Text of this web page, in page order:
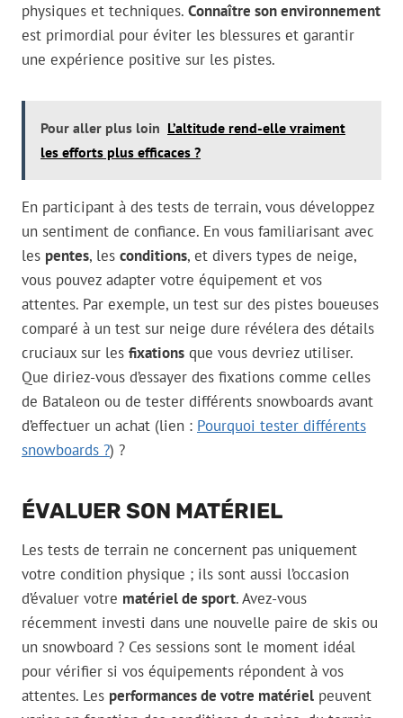
physiques et techniques. Connaître son environnement
est primordial pour éviter les blessures et garantir
une expérience positive sur les pistes.
Pour aller plus loin L’altitude rend-elle vraiment
les efforts plus efficaces ?
En participant à des tests de terrain, vous développez
un sentiment de confiance. En vous familiarisant avec
les pentes, les conditions, et divers types de neige,
vous pouvez adapter votre équipement et vos
attentes. Par exemple, un test sur des pistes boueuses
comparé à un test sur neige dure révélera des détails
cruciaux sur les fixations que vous devriez utiliser.
Que diriez-vous d’essayer des fixations comme celles
de Bataleon ou de tester différents snowboards avant
d’effectuer un achat (lien : Pourquoi tester différents
snowboards ?) ?
ÉVALUER SON MATÉRIEL
Les tests de terrain ne concernent pas uniquement
votre condition physique ; ils sont aussi l’occasion
d’évaluer votre matériel de sport. Avez-vous
récemment investi dans une nouvelle paire de skis ou
un snowboard ? Ces sessions sont le moment idéal
pour vérifier si vos équipements répondent à vos
attentes. Les performances de votre matériel peuvent